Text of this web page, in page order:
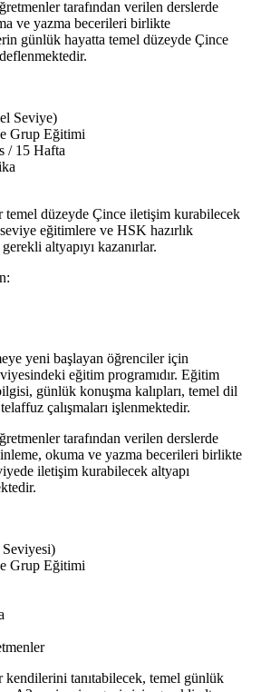
tarafından verilen derslerde
ve yazma becerileri birlikte
günlük hayatta temel düzeyde Çince
Seviye)
Grup Eğitimi
/ 15 Hafta
temel düzeyde Çince iletişim kurabilecek
eğitimlere ve HSK hazırlık
altyapıyı kazanırlar.
yeni başlayan öğrenciler için
eğitim programıdır. Eğitim
günlük konuşma kalıpları, temel dil
çalışmaları işlenmektedir.
tarafından verilen derslerde
okuma ve yazma becerileri birlikte
iletişim kurabilecek altyapı
Seviyesi)
Grup Eğitimi
tanıtabilecek, temel günlük